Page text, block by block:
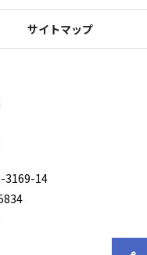
サイトマップ
3169-14